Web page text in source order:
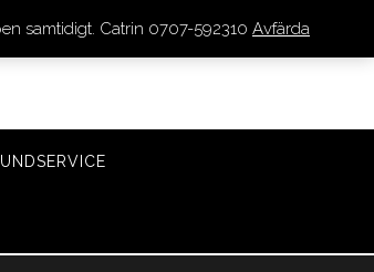
samtidigt. Catrin 0707-592310 Avfärda